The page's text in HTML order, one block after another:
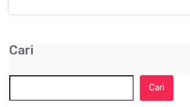
Cari
Cari